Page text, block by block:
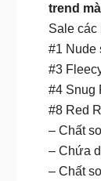
trend
Sale các
#1 Nude
#3
#4 Snug
#8 Red
– Chất
– Chứa
– Chất